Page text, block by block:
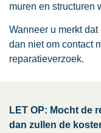
muren en structuren
Wanneer u merkt
dan niet om contact
reparatieverzoek.
LET OP: Mocht de
dan zullen de